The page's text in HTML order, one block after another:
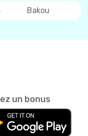
Bakou
un bonus